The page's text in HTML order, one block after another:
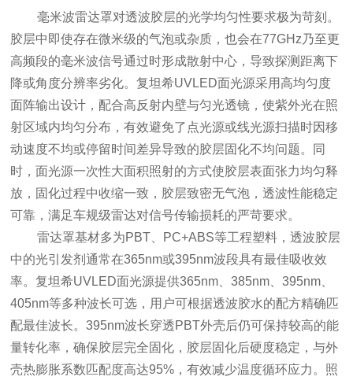
毫米波雷达罩对透波胶层的光学均匀性要求极为苛刻。
胶层中即使存在微米级的气泡或杂质，也会在77GHz乃至更
高频段的毫米波信号通过时形成散射中心，导致探测距离下
降或角度分辨率劣化。复坦希UVLED面光源采用高均匀度
面阵输出设计，配合高反射内壁与匀光透镜，使紫外光在照
射区域内均匀分布，有效避免了点光源或线光源扫描时因移
动速度不均或停留时间差异导致的胶层固化不均问题。同
时，面光源一次性大面积照射的方式使胶层表面张力均匀释
放，固化过程中收缩一致，胶层致密无气泡，透波性能稳定
可靠，满足车规级雷达对信号传输损耗的严苛要求。
雷达罩基材多为PBT、PC+ABS等工程塑料，透波胶层
中的光引发剂通常在365nm或395nm波段具有最佳吸收效
率。复坦希UVLED面光源提供365nm、385nm、395nm、
405nm等多种波长可选，用户可根据透波胶水的配方精确匹
配最佳波长。395nm波长穿透PBT外壳后仍可保持较高的能
量转化率，确保胶层完全固化，胶层固化后硬度稳定，与外
壳热膨胀系数匹配度高达95%，有效减少温度循环应力。照